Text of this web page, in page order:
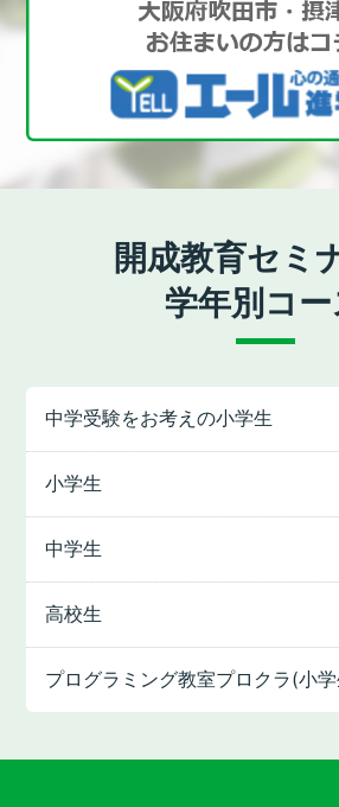
開成教育セミ
学年別コー
中学受験をお考えの小学生
小学生
中学生
高校生
プログラミング教室プロクラ(小